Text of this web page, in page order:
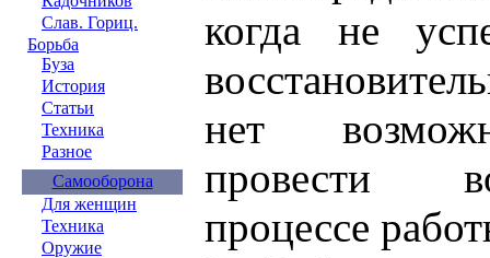
Слав. Гориц.
Борьба
Буза
История
Статьи
Техника
Разное
Самооборона
Для женщин
Техника
Оружие
когда не
нет
провести
процессе